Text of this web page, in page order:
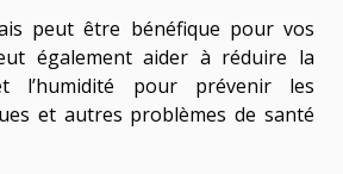
peut être bénéfique pour vos
également aider à réduire la
l’humidité pour prévenir les
et autres problèmes de santé